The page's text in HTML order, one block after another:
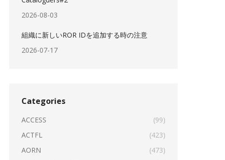
2026-08-03
組織に新しいROR IDを追加する時の注意
2026-07-17
Categories
ACCESS
(99)
ACTFL
(423)
AORN
(473)